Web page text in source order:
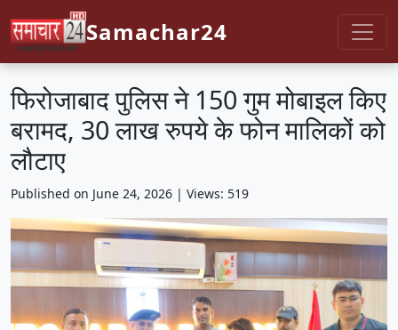
Samachar24
फिरोजाबाद पुलिस ने 150 गुम मोबाइल किए
बरामद, 30 लाख रुपये के फोन मालिकों को
लौटाए
Published on June 24, 2026 | Views: 519